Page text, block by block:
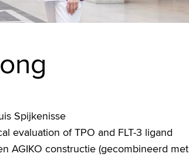
Spijkenisse
evaluation of TPO and FLT-3 ligand
AGIKO constructie (gecombineerd met